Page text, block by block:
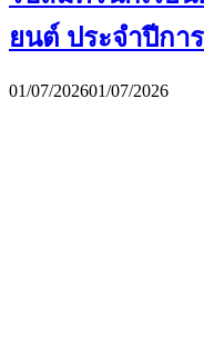
ยนต์ ประจำปีกา
01/07/202601/07/2026